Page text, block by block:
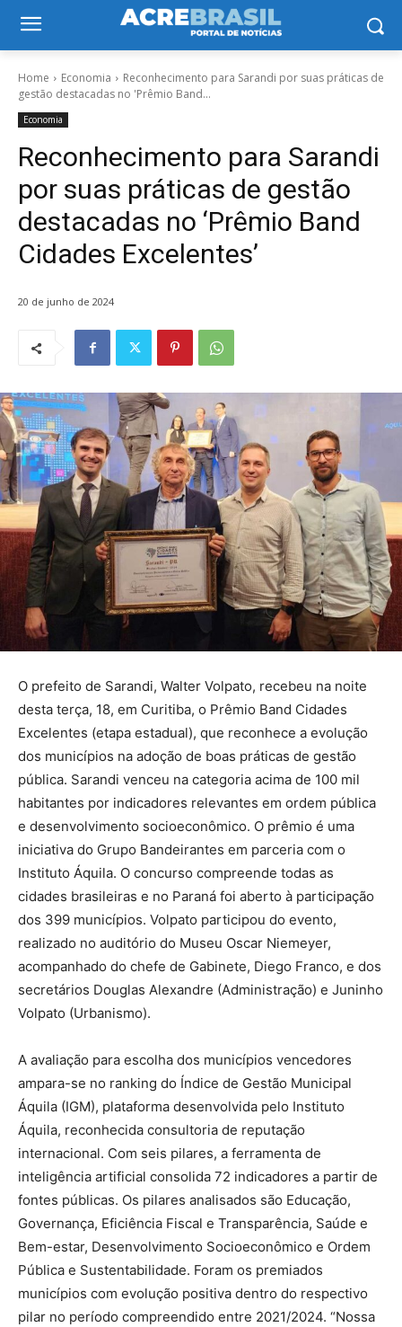
Home Economia
Reconhecimento para Sarandi por suas práticas de
gestão destacadas no 'Prêmio Band...
Economia
Reconhecimento para Sarandi
por suas práticas de gestão
destacadas no ‘Prêmio Band
Cidades Excelentes’
20 de junho de 2024
O prefeito de Sarandi, Walter Volpato, recebeu na noite
desta terça, 18, em Curitiba, o Prêmio Band Cidades
Excelentes (etapa estadual), que reconhece a evolução
dos municípios na adoção de boas práticas de gestão
pública. Sarandi venceu na categoria acima de 100 mil
habitantes por indicadores relevantes em ordem pública
e desenvolvimento socioeconômico. O prêmio é uma
iniciativa do Grupo Bandeirantes em parceria com o
Instituto Áquila. O concurso compreende todas as
cidades brasileiras e no Paraná foi aberto à participação
dos 399 municípios. Volpato participou do evento,
realizado no auditório do Museu Oscar Niemeyer,
acompanhado do chefe de Gabinete, Diego Franco, e dos
secretários Douglas Alexandre (Administração) e Juninho
Volpato (Urbanismo).
A avaliação para escolha dos municípios vencedores
ampara-se no ranking do Índice de Gestão Municipal
Áquila (IGM), plataforma desenvolvida pelo Instituto
Áquila, reconhecida consultoria de reputação
internacional. Com seis pilares, a ferramenta de
inteligência artificial consolida 72 indicadores a partir de
fontes públicas. Os pilares analisados são Educação,
Governança, Eficiência Fiscal e Transparência, Saúde e
Bem-estar, Desenvolvimento Socioeconômico e Ordem
Pública e Sustentabilidade. Foram os premiados
municípios com evolução positiva dentro do respectivo
pilar no período compreendido entre 2021/2024. “Nossa